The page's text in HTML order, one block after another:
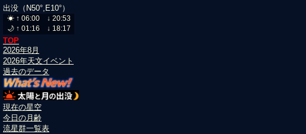
出没（N50°,E10°）
TOP
2026年8月
2026年天文イベント
過去のデータ
現在の星空
今日の月齢
流星群一覧表